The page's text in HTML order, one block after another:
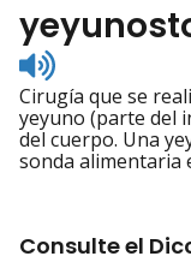
Listen
to
pronunciation
Cirugía que se
yeyuno (parte del
del cuerpo. Una
sonda alimentaria
Consulte el